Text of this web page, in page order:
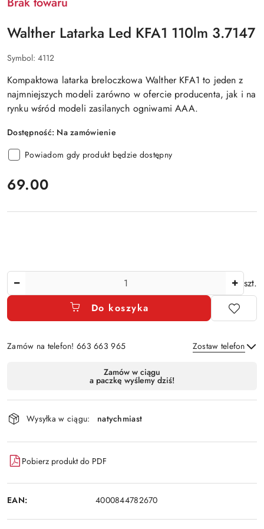
Walther Latarka Led KFA1 110lm 3.7147
Symbol: 4112
Kompaktowa latarka breloczkowa Walther KFA1 to jeden z
najmniejszych modeli zarówno w ofercie producenta, jak i na
rynku wśród modeli zasilanych ogniwami AAA.
Dostępność: Na zamówienie
Powiadom gdy produkt będzie dostępny
cena:
69.00
szt.
Do koszyka
Zamów na telefon! 663 663 965 Zostaw telefon
Wyślij
dostawa
Zamów w ciągu
a paczkę wyślemy dziś!
Wysyłka w ciągu: natychmiast
Pobierz produkt do PDF
EAN: 4000844782670